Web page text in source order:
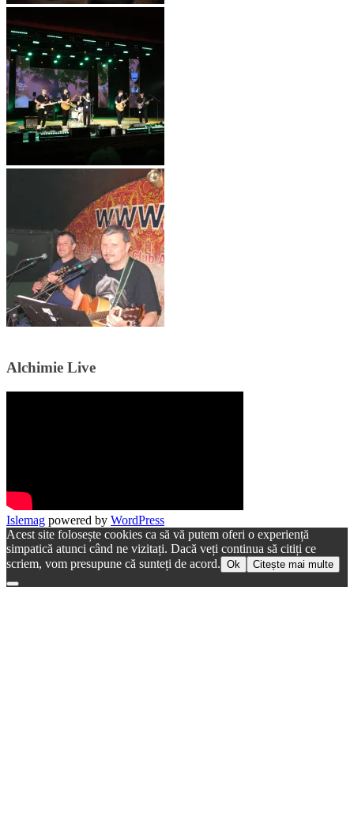
Alchimie Live
Islemag powered by WordPress
Acest site folosește cookies ca să vă putem oferi o experiență
simpatică atunci când ne vizitați. Dacă veți continua să citiți ce
scriem, vom presupune că sunteți de acord. Ok Citește mai multe